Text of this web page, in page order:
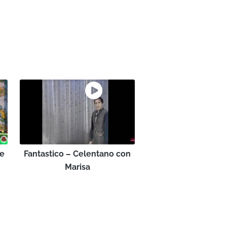
Fantastico – Celentano con
Marisa